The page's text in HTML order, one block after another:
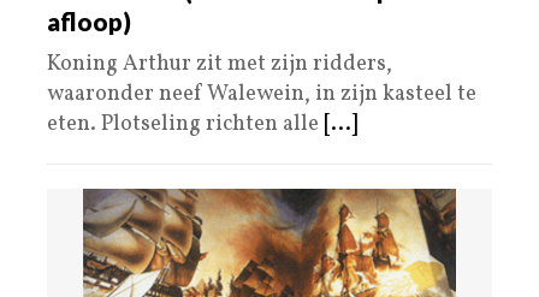
afloop)
Koning Arthur zit met zijn ridders,
waaronder neef Walewein, in zijn kasteel te
eten. Plotseling richten alle [...]